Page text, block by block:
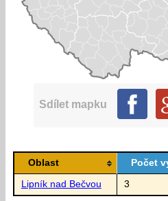
Sdílet mapku
Oblast Počet
Lipník nad Bečvou 3